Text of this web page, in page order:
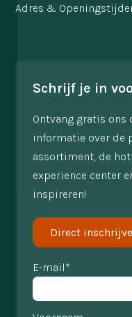
Adres &
Schrijf je in
Ontvang gratis
informatie over de
assortiment, de
experience center
inspireren!
Direct
E-mail*